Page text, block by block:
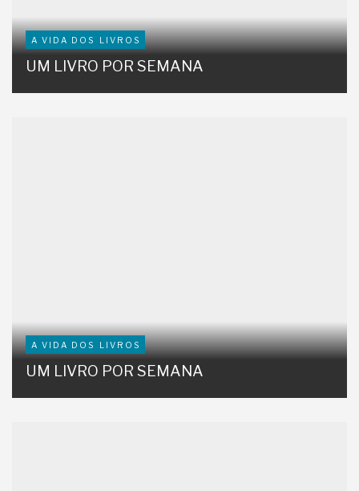
A VIDA DOS LIVROS
UM LIVRO POR SEMANA
A VIDA DOS LIVROS
UM LIVRO POR SEMANA